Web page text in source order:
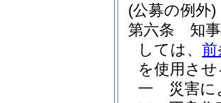
(公募の例外)
第六条
知
しては、 前
を使用さ
一
災害